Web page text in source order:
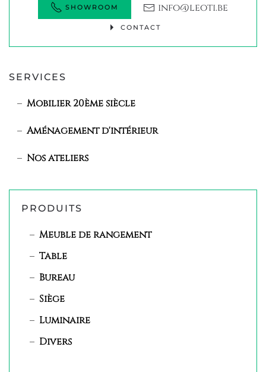
SHOWROOM info@leoti.be
CONTACT
SERVICES
Mobilier 20ème siècle
Aménagement d'intérieur
Nos ateliers
PRODUITS
Meuble de rangement
Table
Bureau
Siège
Luminaire
Divers